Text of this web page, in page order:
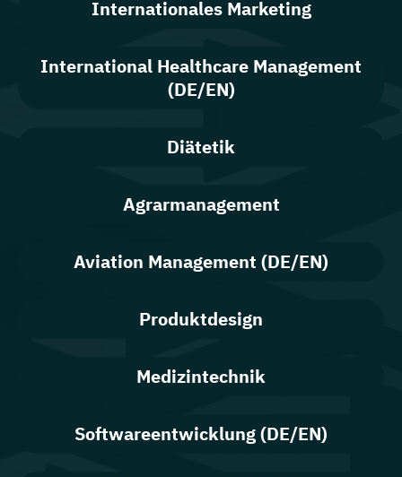
Internationales Marketing
International Healthcare Management
(DE/EN)
Diätetik
Agrarmanagement
Aviation Management (DE/EN)
Produktdesign
Medizintechnik
Softwareentwicklung (DE/EN)